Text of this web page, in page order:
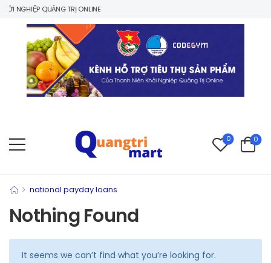
NGHIỆP QUẢNG TRỊ ONLINE
0 0
> national payday loans
Nothing Found
It seems we can’t find what you’re looking for.